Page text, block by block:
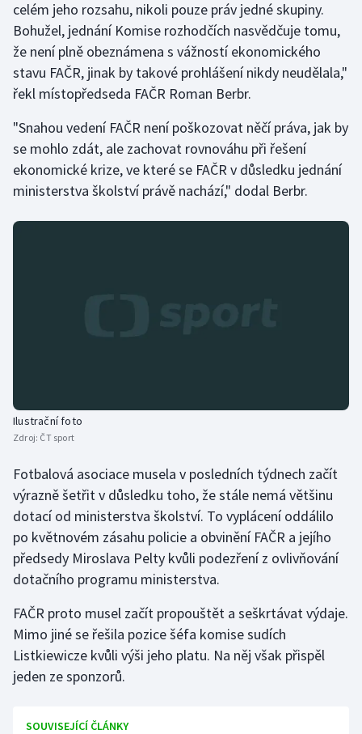
celém jeho rozsahu, nikoli pouze práv jedné skupiny.
Bohužel, jednání Komise rozhodčích nasvědčuje tomu,
že není plně obeznámena s vážností ekonomického
stavu FAČR, jinak by takové prohlášení nikdy neudělala,"
řekl místopředseda FAČR Roman Berbr.
"Snahou vedení FAČR není poškozovat něčí práva, jak by
se mohlo zdát, ale zachovat rovnováhu při řešení
ekonomické krize, ve které se FAČR v důsledku jednání
ministerstva školství právě nachází," dodal Berbr.
Ilustrační foto
Zdroj: ČT sport
Fotbalová asociace musela v posledních týdnech začít
výrazně šetřit v důsledku toho, že stále nemá většinu
dotací od ministerstva školství. To vyplácení oddálilo
po květnovém zásahu policie a obvinění FAČR a jejího
předsedy Miroslava Pelty kvůli podezření z ovlivňování
dotačního programu ministerstva.
FAČR proto musel začít propouštět a seškrtávat výdaje.
Mimo jiné se řešila pozice šéfa komise sudích
Listkiewicze kvůli výši jeho platu. Na něj však přispěl
jeden ze sponzorů.
SOUVISEJÍCÍ ČLÁNKY